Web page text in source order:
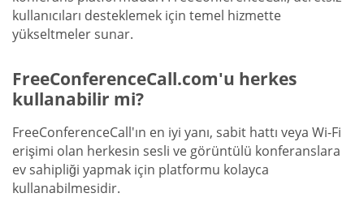
kullanıcıları desteklemek için temel hizmette
yükseltmeler sunar.
FreeConferenceCall.com'u herkes
kullanabilir mi?
FreeConferenceCall'ın en iyi yanı, sabit hattı veya Wi-Fi
erişimi olan herkesin sesli ve görüntülü konferanslara
ev sahipliği yapmak için platformu kolayca
kullanabilmesidir.